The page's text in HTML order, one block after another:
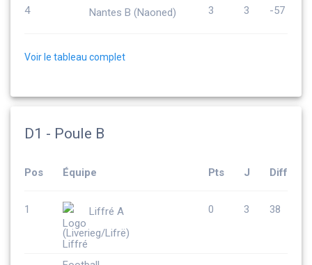
4 Nantes B (Naoned) 3 3 -57
Voir le tableau complet
D1 - Poule B
Pos Équipe Pts J Diff
1
Liffré A
(Liverieg/Lifrë)
0 3 38